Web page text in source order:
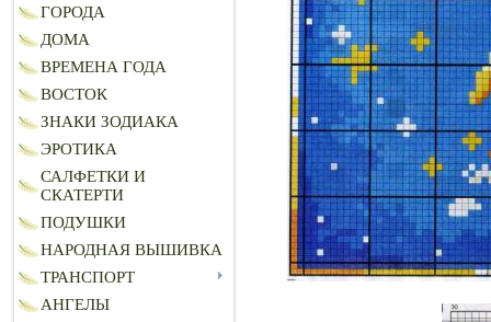
ГОРОДА
ДОМА
ВРЕМЕНА ГОДА
ВОСТОК
ЗНАКИ ЗОДИАКА
ЭРОТИКА
САЛФЕТКИ И
СКАТЕРТИ
ПОДУШКИ
НАРОДНАЯ ВЫШИВКА
ТРАНСПОРТ
АНГЕЛЫ